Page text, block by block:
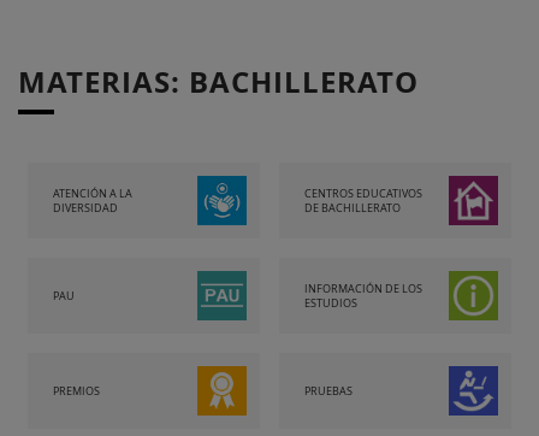
MATERIAS: BACHILLERATO
ATENCIÓN A LA
DIVERSIDAD
CENTROS EDUCATIVOS
DE BACHILLERATO
PAU
INFORMACIÓN DE LOS
ESTUDIOS
PREMIOS PRUEBAS